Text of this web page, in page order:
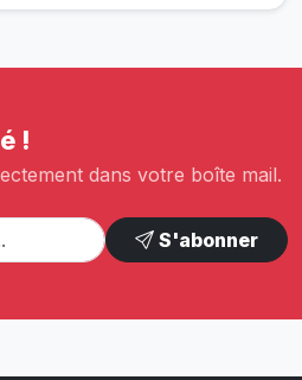
!
dans votre boîte mail.
S'abonner